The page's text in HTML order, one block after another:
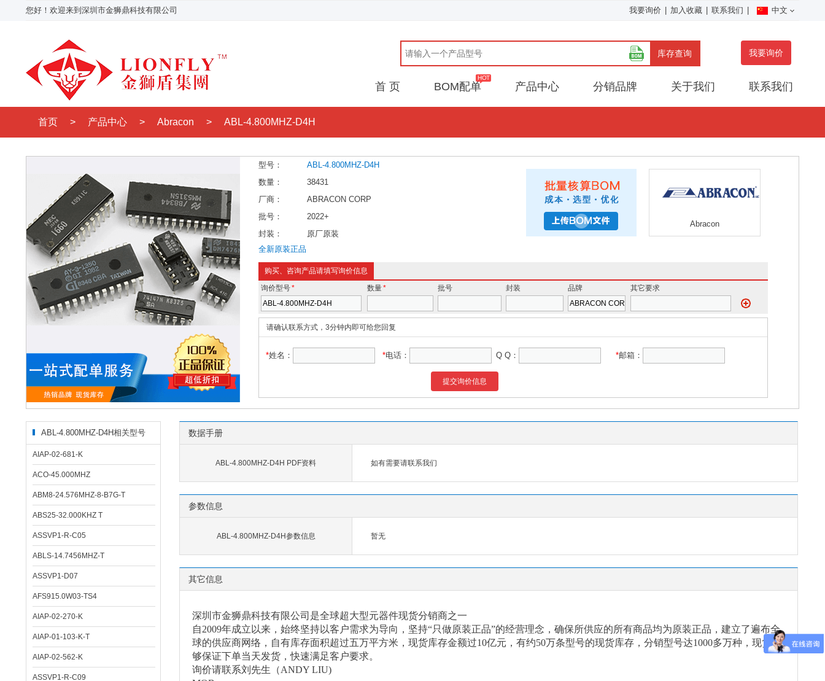
您好！欢迎来到深圳市金狮鼎科技有限公司 我要询价 加入收藏 联系我们 中文
库存查询 我要询价
首 页 BOM配单 产品中心 分销品牌 关于我们 联系我们
首页 > 产品中心 > Abracon > ABL-4.800MHZ-D4H
型号：
ABL-4.800MHZ-D4H
数量：
38431
厂商：
ABRACON CORP
批号：
2022+
封装：
原厂原装
全新原装正品
Abracon
购买、咨询产品请填写询价信息
询价型号* 数量* 批号 封装 品牌 其它要求
请确认联系方式，3分钟内即可给您回复
*姓名： *电话： Q Q： *邮箱：
提交询价信息
ABL-4.800MHZ-D4H相关型号
AIAP-02-681-K
ACO-45.000MHZ
ABM8-24.576MHZ-8-B7G-T
ABS25-32.000KHZ T
ASSVP1-R-C05
ABLS-14.7456MHZ-T
ASSVP1-D07
AFS915.0W03-TS4
AIAP-02-270-K
AIAP-01-103-K-T
AIAP-02-562-K
ASSVP1-R-C09
数据手册
ABL-4.800MHZ-D4H PDF资料 如有需要请联系我们
参数信息
ABL-4.800MHZ-D4H参数信息 暂无
其它信息
深圳市金狮鼎科技有限公司是全球超大型元器件现货分销商之一
自2009年成立以来，始终坚持以客户需求为导向，坚持“只做原装正品”的经营理念，确保所供应的所有商品均为原装正品，建立了遍布全
球的供应商网络，自有库存面积超过五万平方米，现货库存金额过10亿元，有约50万条型号的现货库存，分销型号达1000多万种，现货能
够保证下单当天发货，快速满足客户要求。
询价请联系刘先生（ANDY LIU)